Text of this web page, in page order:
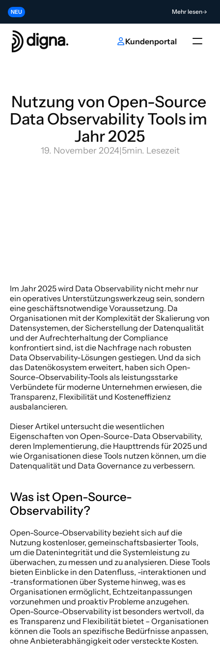
NEU Mehr lesen
Release 2026.06 - Data Observability direkt in Ihren Code bringen
NEUTragen Sie zur Zukunft der KI- und Dateninnovation bei
Kundenportal
Nutzung von Open-Source
Data Observability Tools im
Jahr 2025
19. November 2024|5min. Lesezeit
Im Jahr 2025 wird Data Observability nicht mehr nur
ein operatives Unterstützungswerkzeug sein, sondern
eine geschäftsnotwendige Voraussetzung. Da
Organisationen mit der Komplexität der Skalierung von
Datensystemen, der Sicherstellung der Datenqualität
und der Aufrechterhaltung der Compliance
konfrontiert sind, ist die Nachfrage nach robusten
Data Observability-Lösungen gestiegen. Und da sich
das Datenökosystem erweitert, haben sich Open-
Source-Observability-Tools als leistungsstarke
Verbündete für moderne Unternehmen erwiesen, die
Transparenz, Flexibilität und Kosteneffizienz
ausbalancieren.
Dieser Artikel untersucht die wesentlichen
Eigenschaften von Open-Source-Data Observability,
deren Implementierung, die Haupttrends für 2025 und
wie Organisationen diese Tools nutzen können, um die
Datenqualität und Data Governance zu verbessern.
Was ist Open-Source-
Observability?
Open-Source-Observability bezieht sich auf die
Nutzung kostenloser, gemeinschaftsbasierter Tools,
um die Datenintegrität und die Systemleistung zu
überwachen, zu messen und zu analysieren. Diese Tools
bieten Einblicke in den Datenfluss, -interaktionen und
-transformationen über Systeme hinweg, was es
Organisationen ermöglicht, Echtzeitanpassungen
vorzunehmen und proaktiv Probleme anzugehen.
Open-Source-Observability ist besonders wertvoll, da
es Transparenz und Flexibilität bietet – Organisationen
können die Tools an spezifische Bedürfnisse anpassen,
ohne Anbieterabhängigkeit oder versteckte Kosten.